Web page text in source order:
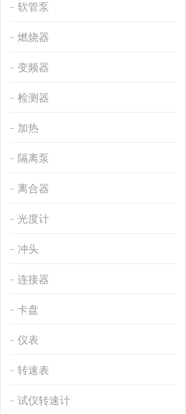
软管泵
燃烧器
变频器
检测器
加热
隔离泵
离合器
光度计
冲头
连接器
卡盘
仪表
转速表
试仪转速计